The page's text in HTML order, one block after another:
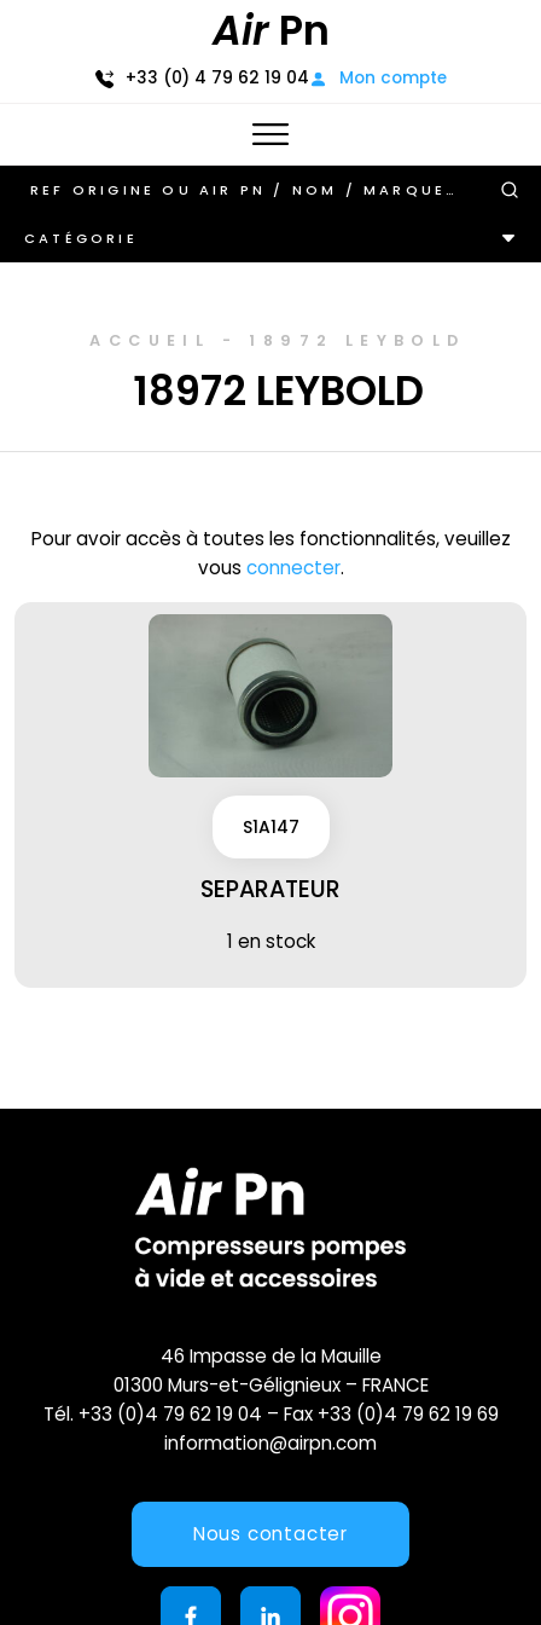
AirPn
+33 (0) 4 79 62 19 04 Mon compte
CATÉGORIE
ACCUEIL - 18972 LEYBOLD
18972 LEYBOLD
Pour avoir accès à toutes les fonctionnalités, veuillez
vous connecter.
S1A147
SEPARATEUR
1 en stock
46 Impasse de la Mauille
01300 Murs-et-Gélignieux – FRANCE
Tél. +33 (0)4 79 62 19 04 – Fax +33 (0)4 79 62 19 69
information@airpn.com
Nous contacter